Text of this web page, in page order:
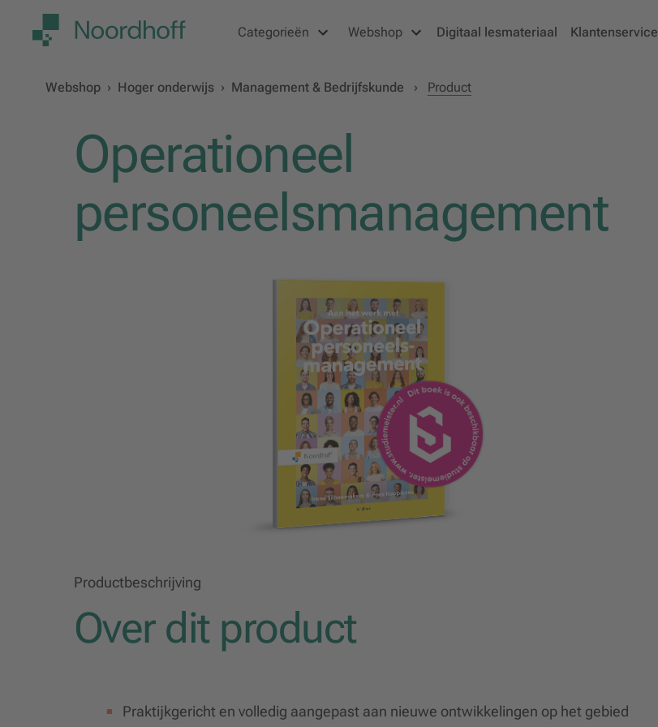
Categorieën Webshop Digitaal lesmateriaal Klantenservice
Webshop › Hoger onderwijs › Management & Bedrijfskunde › Product
Operationeel
personeelsmanagement
Productbeschrijving
Over dit product
Praktijkgericht en volledig aangepast aan nieuwe ontwikkelingen op het gebied